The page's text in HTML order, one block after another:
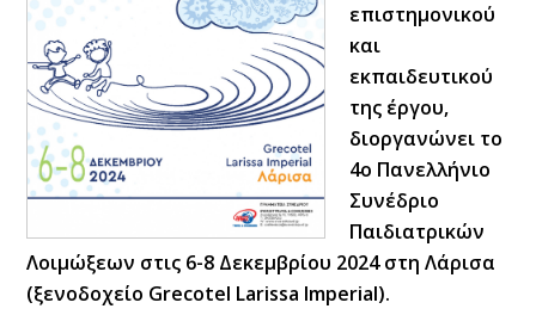
επιστημονικού
και
εκπαιδευτικού
της έργου,
διοργανώνει το
4ο Πανελλήνιο
Συνέδριο
Παιδιατρικών
Λοιμώξεων στις 6-8 Δεκεμβρίου 2024 στη Λάρισα
(ξενοδοχείο Grecotel Larissa Imperial).